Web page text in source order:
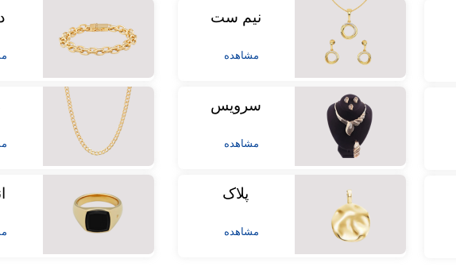
نیم ست
مشاهده
سرویس
مشاهده
پلاک
مشاهده